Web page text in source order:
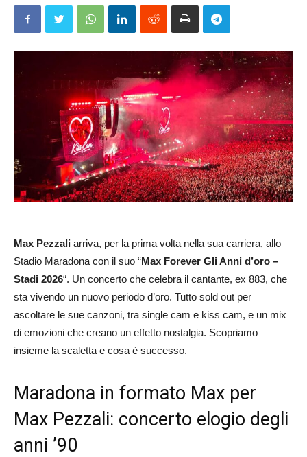
Max Pezzali arriva, per la prima volta nella sua carriera, allo
Stadio Maradona con il suo “Max Forever Gli Anni d’oro –
Stadi 2026“. Un concerto che celebra il cantante, ex 883, che
sta vivendo un nuovo periodo d’oro. Tutto sold out per
ascoltare le sue canzoni, tra single cam e kiss cam, e un mix
di emozioni che creano un effetto nostalgia. Scopriamo
insieme la scaletta e cosa è successo.
Maradona in formato Max per
Max Pezzali: concerto elogio degli
anni ’90